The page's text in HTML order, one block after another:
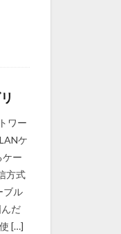
ワー
ケ
ケー
方式
ブル
だ
[…]